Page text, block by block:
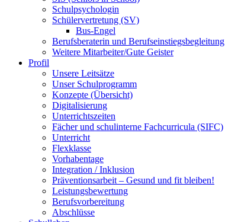
Schulpsychologin
Schülervertretung (SV)
Bus-Engel
Berufsberaterin und Berufseinstiegsbegleitung
Weitere Mitarbeiter/Gute Geister
Profil
Unsere Leitsätze
Unser Schulprogramm
Konzepte (Übersicht)
Digitalisierung
Unterrichtszeiten
Fächer und schulinterne Fachcurricula (SIFC)
Unterricht
Flexklasse
Vorhabentage
Integration / Inklusion
Präventionsarbeit – Gesund und fit bleiben!
Leistungsbewertung
Berufsvorbereitung
Abschlüsse